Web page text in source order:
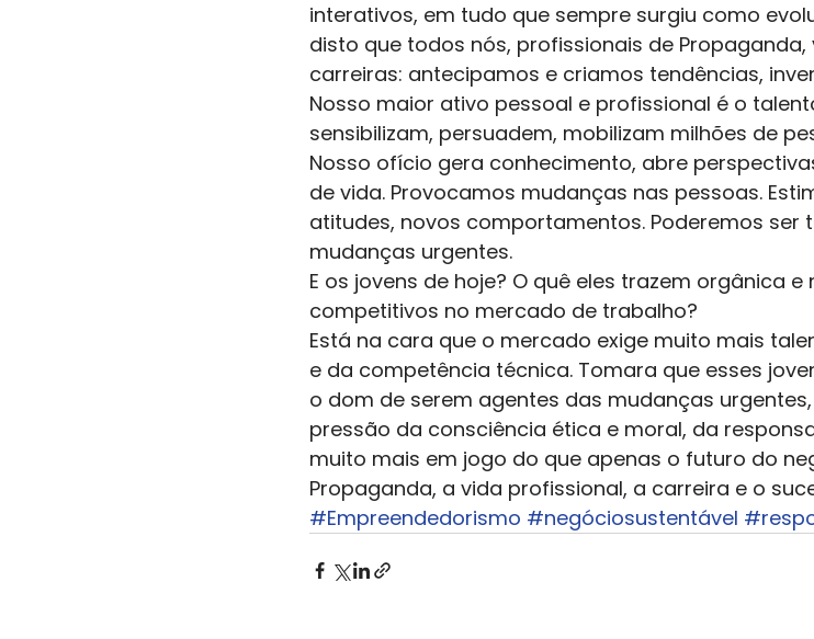
interativos, em tudo que sempre surgiu como
disto que todos nós, profissionais de
carreiras: antecipamos e criamos tendências,
Nosso maior ativo pessoal e profissional é o
sensibilizam, persuadem, mobilizam milhões de
Nosso ofício gera conhecimento, abre
de vida. Provocamos mudanças nas pessoas.
atitudes, novos comportamentos. Poderemos ser
mudanças urgentes.
E os jovens de hoje? O quê eles trazem orgânica
competitivos no mercado de trabalho?
Está na cara que o mercado exige muito mais
e da competência técnica. Tomara que esses
o dom de serem agentes das mudanças
pressão da consciência ética e moral, da
muito mais em jogo do que apenas o futuro do
Propaganda, a vida profissional, a carreira e o
#Empreendedorismo #negóciosustentável